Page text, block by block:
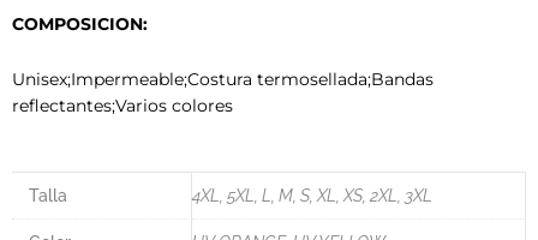
COMPOSICION:
Unisex;Impermeable;Costura termosellada;Bandas
reflectantes;Varios colores
Talla 4XL, 5XL, L, M, S, XL, XS, 2XL, 3XL